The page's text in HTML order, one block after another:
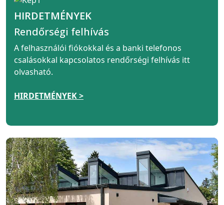
HIRDETMÉNYEK
Rendőrségi felhívás
A felhasználói fiókokkal és a banki telefonos
csalásokkal kapcsolatos rendőrségi felhívás itt
olvasható.
HIRDETMÉNYEK >